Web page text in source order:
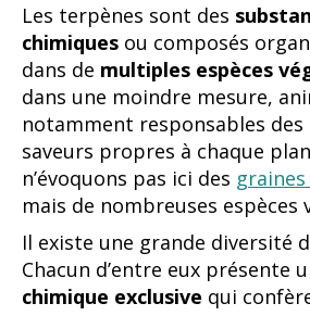
Les terpènes sont des
chimiques ou composés
dans de multiples espèces
dans une moindre mesure,
notamment responsables des
saveurs propres à chaque
n’évoquons pas ici des
mais de nombreuses espèces
Il existe une grande diversité
Chacun d’entre eux présente
chimique exclusive qui